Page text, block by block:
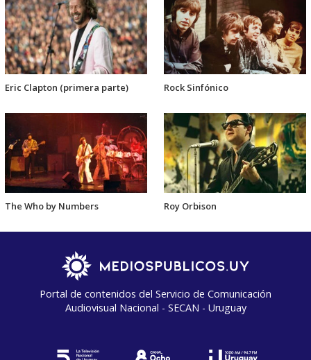
Eric Clapton (primera parte) Rock Sinfónico
The Who by Numbers Roy Orbison
Portal de contenidos del Servicio de Comunicación
Audiovisual Nacional - SECAN - Uruguay